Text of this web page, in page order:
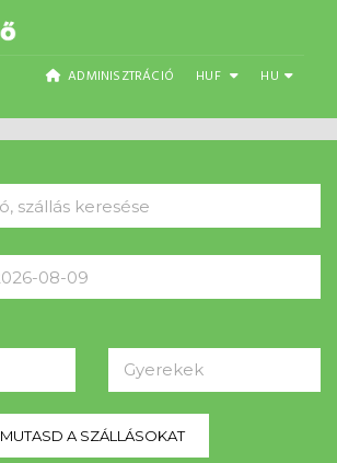
ADMINISZTRÁCIÓ HUF HU
Gyerekek
MUTASD A SZÁLLÁSOKAT